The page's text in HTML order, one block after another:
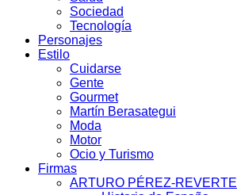
Sociedad
Tecnología
Personajes
Estilo
Cuidarse
Gente
Gourmet
Martín Berasategui
Moda
Motor
Ocio y Turismo
Firmas
ARTURO PÉREZ-REVERTE